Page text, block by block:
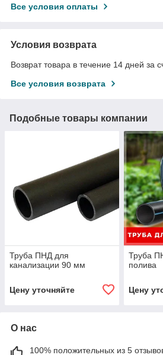
Все условия оплаты
Условия возврата
Возврат товара в течение 14 дней за
Все условия возврата
Подобные товары компании
Труба ПНД для
канализации 90 мм
Цену уточняйте
Труба
полива
Цену
О нас
100% положительных из 5